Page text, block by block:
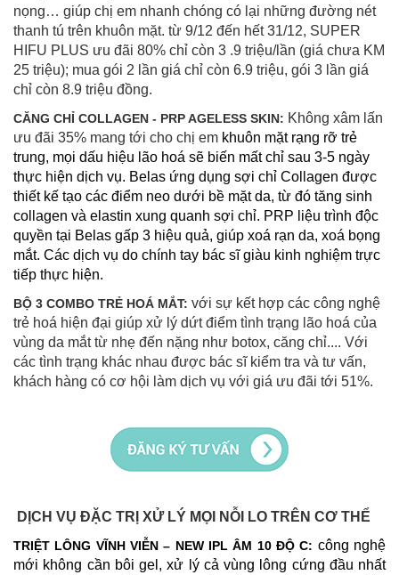
nọng… giúp chị em nhanh chóng có lại những đường nét
thanh tú trên khuôn mặt. từ 9/12 đến hết 31/12, SUPER
HIFU PLUS ưu đãi 80% chỉ còn 3 .9 triệu/lần (giá chưa KM
25 triệu); mua gói 2 lần giá chỉ còn 6.9 triệu, gói 3 lần giá
chỉ còn 8.9 triệu đồng.
CĂNG CHỈ COLLAGEN - PRP AGELESS SKIN: Không xâm lấn
ưu đãi 35% mang tới cho chị em khuôn mặt rạng rỡ trẻ
trung, mọi dấu hiệu lão hoá sẽ biến mất chỉ sau 3-5 ngày
thực hiện dịch vụ. Belas ứng dụng sợi chỉ Collagen được
thiết kế tạo các điểm neo dưới bề mặt da, từ đó tăng sinh
collagen và elastin xung quanh sợi chỉ. PRP liệu trình độc
quyền tại Belas gấp 3 hiệu quả, giúp xoá rạn da, xoá bọng
mắt. Các dịch vụ do chính tay bác sĩ giàu kinh nghiệm trực
tiếp thực hiện.
BỘ 3 COMBO TRẺ HOÁ MẮT: với sự kết hợp các công nghệ
trẻ hoá hiện đại giúp xử lý dứt điểm tình trạng lão hoá của
vùng da mắt từ nhẹ đến nặng như botox, căng chỉ.... Với
các tình trạng khác nhau được bác sĩ kiểm tra và tư vấn,
khách hàng có cơ hội làm dịch vụ với giá ưu đãi tới 51%.
DỊCH VỤ ĐẶC TRỊ XỬ LÝ MỌI NỖI LO TRÊN CƠ THỂ
TRIỆT LÔNG VĨNH VIỄN – NEW IPL ÂM 10 ĐỘ C: công nghệ
mới không cần bôi gel, xử lý cả vùng lông cứng đầu nhất